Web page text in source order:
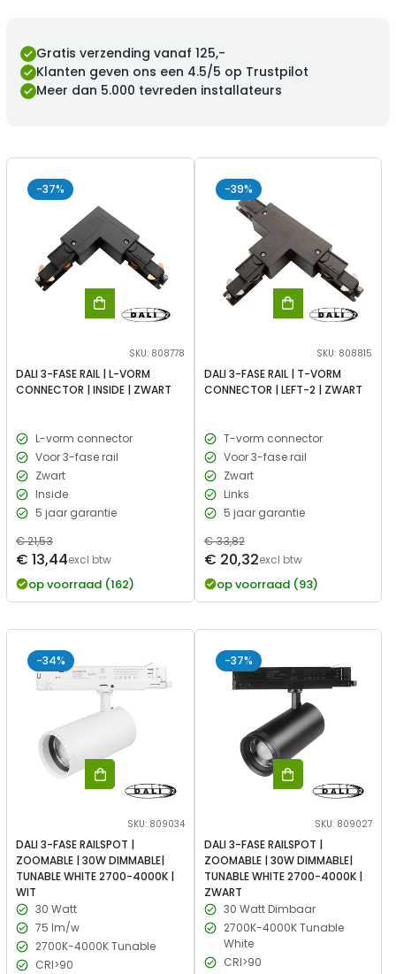
Gratis verzending vanaf 125,-
Klanten geven ons een 4.5/5 op Trustpilot
Meer dan 5.000 tevreden installateurs
-37%
SKU: 808778
DALI 3-FASE RAIL | L-VORM
CONNECTOR | INSIDE | ZWART
L-vorm connector
Voor 3-fase rail
Zwart
Inside
5 jaar garantie
Verkoopprijs
Normale
prijs
€ 21,53
€ 13,44excl btw
op voorraad (162)
-39%
SKU: 808815
DALI 3-FASE RAIL | T-VORM
CONNECTOR | LEFT-2 | ZWART
T-vorm connector
Voor 3-fase rail
Zwart
Links
5 jaar garantie
Verkoopprijs
Normale
prijs
€ 33,82
€ 20,32excl btw
op voorraad (93)
-34%
SKU: 809034
DALI 3-FASE RAILSPOT |
ZOOMABLE | 30W DIMMABLE|
TUNABLE WHITE 2700-4000K |
WIT
30 Watt
75 lm/w
2700K-4000K Tunable
CRI>90
-37%
SKU: 809027
DALI 3-FASE RAILSPOT |
ZOOMABLE | 30W DIMMABLE|
TUNABLE WHITE 2700-4000K |
ZWART
30 Watt Dimbaar
2700K-4000K Tunable
White
CRI>90